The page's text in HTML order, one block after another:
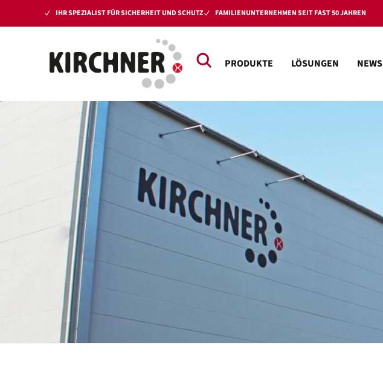
IHR SPEZIALIST FÜR SICHERHEIT UND SCHUTZ FAMILIENUNTERNEHMEN SEIT FAST 50 JAHREN
PRODUKTE LÖSUNGEN NEWS